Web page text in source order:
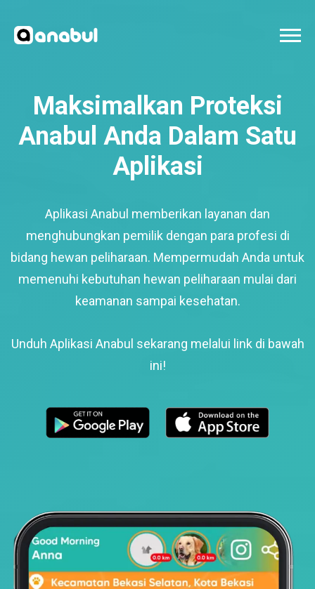
Maksimalkan Proteksi
Anabul Anda Dalam Satu
Aplikasi
Aplikasi Anabul memberikan layanan dan
menghubungkan pemilik dengan para profesi di
bidang hewan peliharaan. Mempermudah Anda untuk
memenuhi kebutuhan hewan peliharaan mulai dari
keamanan sampai kesehatan.
Unduh Aplikasi Anabul sekarang melalui link di bawah
ini!